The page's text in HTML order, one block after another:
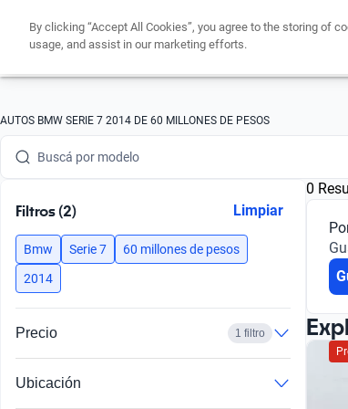
AUTOS BMW SERIE 7 2014 DE 60 MILLONES DE PESOS
Buscá por marca
Buscá por modelo
Buscá por año
Buscá por marca
Buscá por versión
Filtros (2) Limpiar
Bmw Serie 7
60 millones de pesos
2014
Precio 1 filtro
Ubicación
0
By clicking “Accept All Cookies”, you agree to the storing of
usage, and assist in our marketing efforts.